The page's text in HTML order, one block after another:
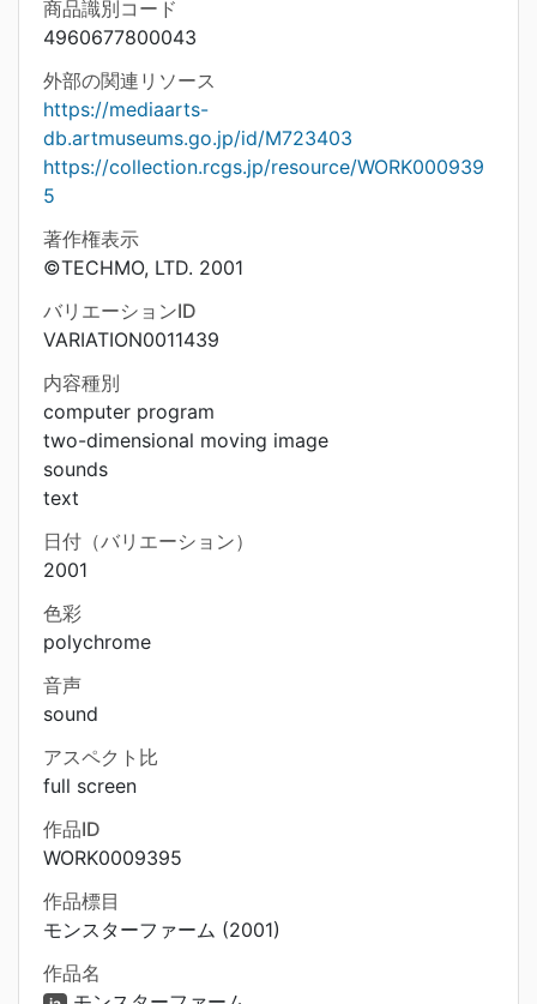
商品識別コード
4960677800043
外部の関連リソース
https://mediaarts-
db.artmuseums.go.jp/id/M723403
https://collection.rcgs.jp/resource/WORK000939
5
著作権表示
©TECHMO, LTD. 2001
バリエーションID
VARIATION0011439
内容種別
computer program
two-dimensional moving image
sounds
text
日付（バリエーション）
2001
色彩
polychrome
音声
sound
アスペクト比
full screen
作品ID
WORK0009395
作品標目
モンスターファーム (2001)
作品名